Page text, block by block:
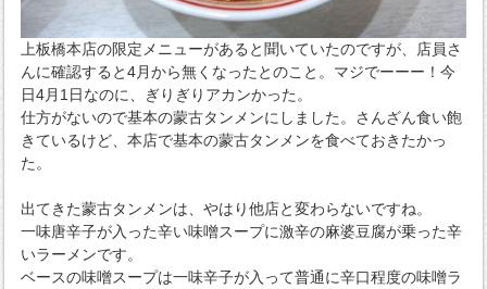
上板橋本店の限定メニューがあると聞いていたのですが、店員さ
んに確認すると4月から無くなったとのこと。マジでーーー！今
日4月1日なのに、ぎりぎりアカンかった。
仕方がないので基本の蒙古タンメンにしました。さんざん食い飽
きているけど、本店で基本の蒙古タンメンを食べておきたかっ
た。
出てきた蒙古タンメンは、やはり他店と変わらないですね。
一味唐辛子が入った辛い味噌スープに激辛の麻婆豆腐が乗った辛
いラーメンです。
ベースの味噌スープは一味辛子が入って普通に辛口程度の味噌ラ